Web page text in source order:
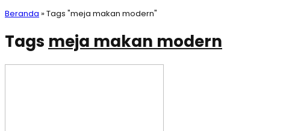
Beranda »Tags "meja makan modern"
Tags meja makan modern